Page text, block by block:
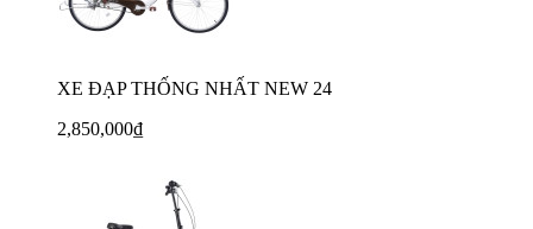
XE ĐẠP THỐNG NHẤT NEW 24
2,850,000₫